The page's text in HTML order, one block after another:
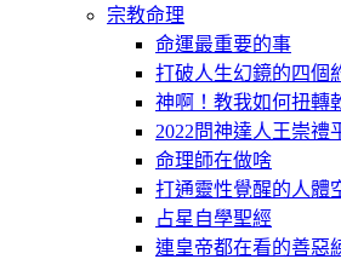
宗教命理
命運最重要的事
打破人生幻鏡的四個
神啊！教我如何扭轉
2022問神達人王崇禮
命理師在做啥
打通靈性覺醒的人體
占星自學聖經
連皇帝都在看的善惡